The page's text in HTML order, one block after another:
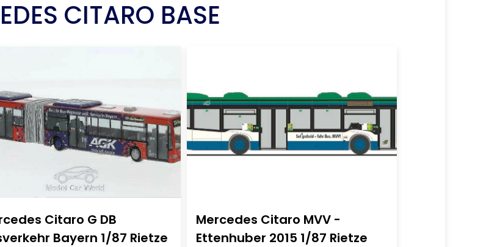
CITARO BASE
Citaro G DB
Bayern 1/87 Rietze
Mercedes Citaro MVV -
Ettenhuber 2015 1/87 Rietze